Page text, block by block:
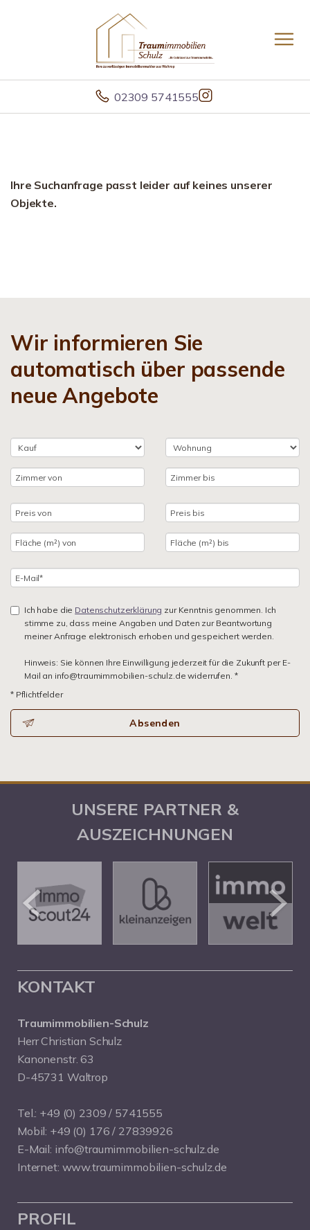
02309 5741555
Ihre Suchanfrage passt leider auf keines unserer
Objekte.
Wir informieren Sie
automatisch über passende
neue Angebote
Ich habe die Datenschutzerklärung zur Kenntnis genommen. Ich
stimme zu, dass meine Angaben und Daten zur Beantwortung
meiner Anfrage elektronisch erhoben und gespeichert werden.
Hinweis: Sie können Ihre Einwilligung jederzeit für die Zukunft per E-
Mail an info@traumimmobilien-schulz.de widerrufen. *
* Pflichtfelder
Absenden
UNSERE PARTNER &
AUSZEICHNUNGEN
KONTAKT
Traumimmobilien-Schulz
Herr Christian Schulz
Kanonenstr. 63
D-45731 Waltrop
Tel.: +49 (0) 2309 / 5741555
Mobil: +49 (0) 176 / 27839926
E-Mail: info@traumimmobilien-schulz.de
Internet: www.traumimmobilien-schulz.de
PROFIL